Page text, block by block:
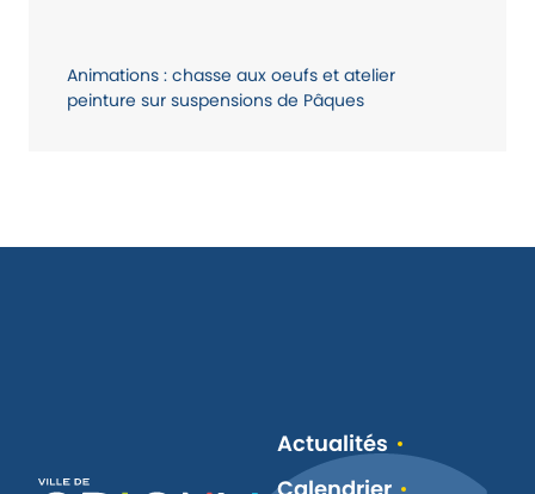
Animations : chasse aux oeufs et atelier
peinture sur suspensions de Pâques
Actualités